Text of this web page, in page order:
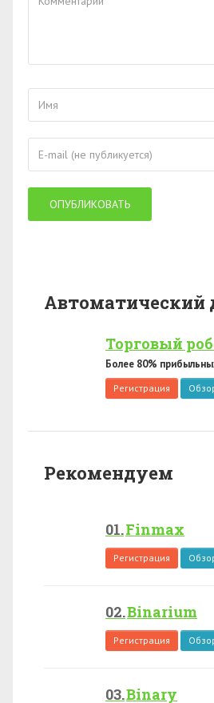
Автоматический
Торговый
Более 80%
Регистрация
Рекомендуем
Finmax
Регистрация
Binarium
Регистрация
Binary